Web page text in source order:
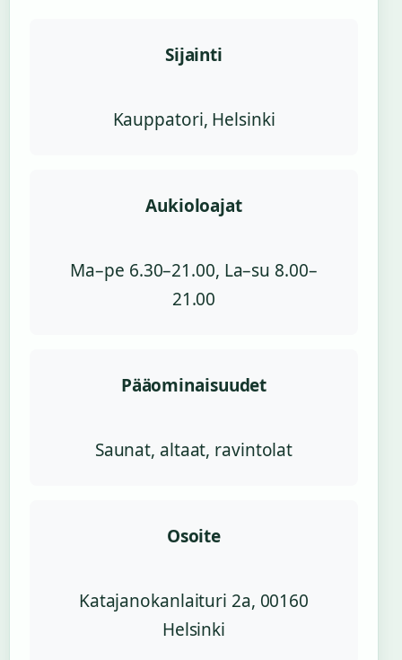
Sijainti
Kauppatori, Helsinki
Aukioloajat
Ma–pe 6.30–21.00, La–su 8.00–
21.00
Pääominaisuudet
Saunat, altaat, ravintolat
Osoite
Katajanokanlaituri 2a, 00160
Helsinki